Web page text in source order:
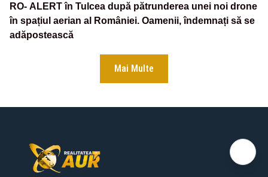
RO- ALERT în Tulcea după pătrunderea unei noi drone
în spațiul aerian al României. Oamenii, îndemnați să se
adăpostească
Mai Multe